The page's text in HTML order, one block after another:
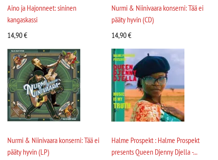
Aino ja Hajonneet: sininen
kangaskassi
14,90€
Nurmi & Niinivaara konserni: Tää ei
pääty hyvin (CD)
14,90€
Nurmi & Niinivaara konserni: Tää ei
pääty hyvin (LP)
Halme Prospekt : Halme Prospekt
presents Queen Djenny Djella -...